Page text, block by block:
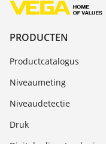
PRODUCTEN
Productcatalogus
Niveaumeting
Niveaudetectie
Druk